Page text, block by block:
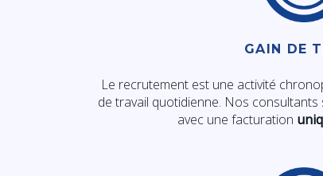
GAIN DE
Le recrutement est une activité
de travail quotidienne. Nos
avec une facturation